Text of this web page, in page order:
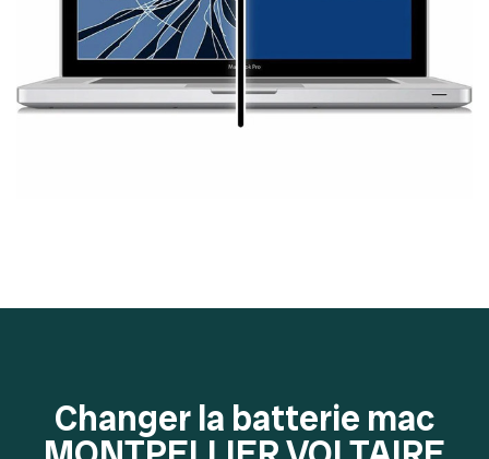
Changer la batterie mac